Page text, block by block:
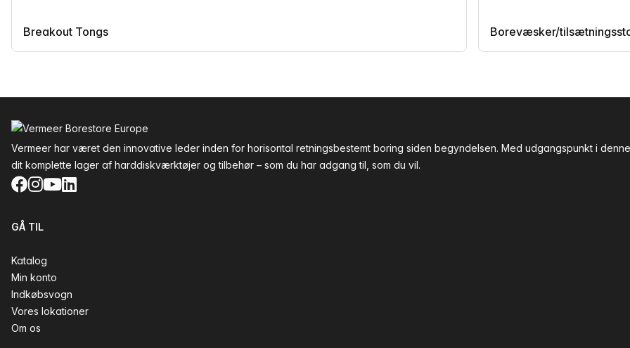
Breakout Tongs Borevæsker/
Vermeer har været den innovative leder inden for horisontal retningsbestemt boring siden begyndelsen. Med udgangspunkt i
dit komplette lager af harddiskværktøjer og tilbehør – som du har adgang til, som du vil.
Facebook
Instagram
YouTube
LinkedIn
GÅ TIL
Katalog
Min konto
Indkøbsvogn
Vores lokationer
Om os